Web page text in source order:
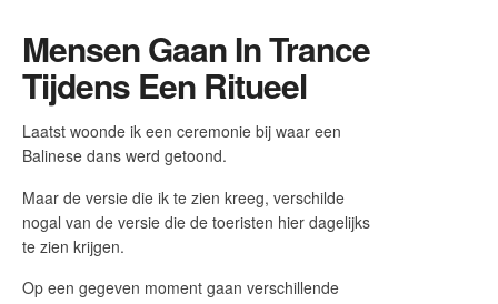
Mensen Gaan In Trance
Tijdens Een Ritueel
Laatst woonde ik een ceremonie bij waar een
Balinese dans werd getoond.
Maar de versie die ik te zien kreeg, verschilde
nogal van de versie die de toeristen hier dagelijks
te zien krijgen.
Op een gegeven moment gaan verschillende